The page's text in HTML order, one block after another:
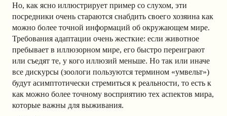
Но, как ясно иллюстрирует пример со слухом, эти
посредники очень стараются снабдить своего хозяина как
можно более точной информаций об окружающем мире.
Требования адаптации очень жесткие: если животное
пребывает в иллюзорном мире, его быстро переиграют
или съедят те, у кого иллюзий меньше. Но так или иначе
все дискурсы (зоологи пользуются термином «умвельт»)
будут асимптотически стремиться к реальности, то есть к
как можно более точному восприятию тех аспектов мира,
которые важны для выживания.